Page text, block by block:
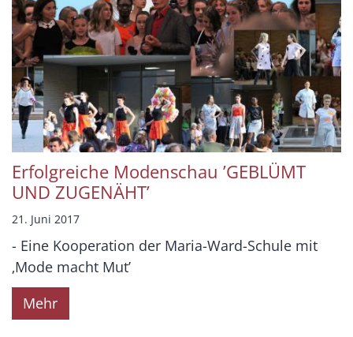
Erfolgreiche Modenschau ’GEBLÜMT
UND ZUGENÄHT’
21. Juni 2017
- Eine Kooperation der Maria-Ward-Schule mit
‚Mode macht Mut’
Mehr